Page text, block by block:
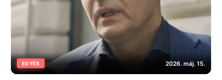
EGYÉB 2026. máj. 15.